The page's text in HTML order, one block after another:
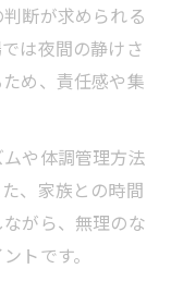
となる夜間巡
ージ
夜の静かな
る夜間独特の
巡回や見守
断が求められる
は夜間の静けさ
め、責任感や集
や体調管理方法
、家族との時間
がら、無理のな
トです。